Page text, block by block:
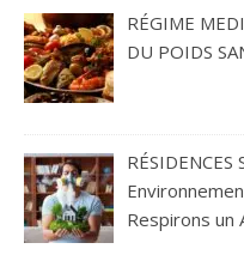
RÉGIME
DU POIDS
Respirons un